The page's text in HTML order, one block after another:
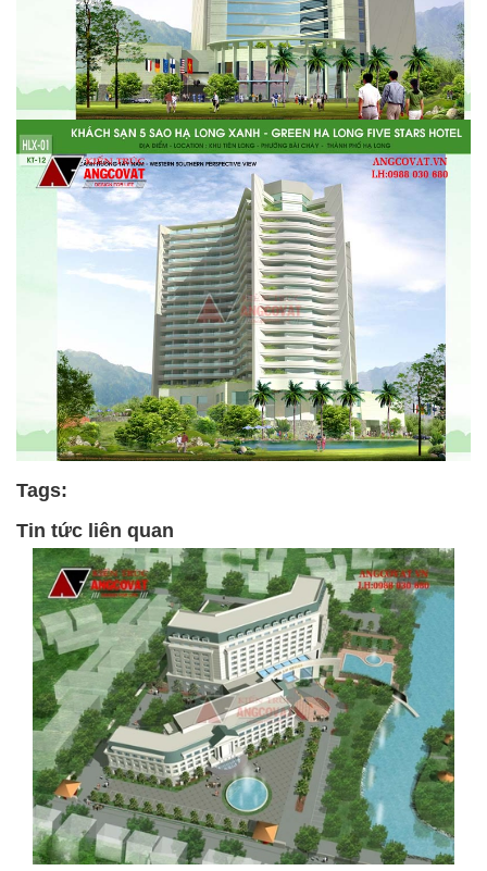
Tags:
Tin tức liên quan